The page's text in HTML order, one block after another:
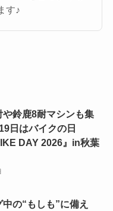
す♪
や鈴鹿8耐マシンも集
日はバイクの日
DAY 2026』in秋葉
の“もしも”に備え